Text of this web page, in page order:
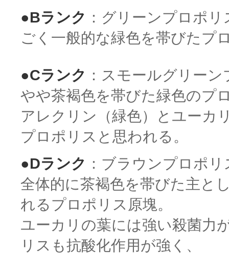
●Bランク ：グリーンプロポリ
ごく一般的な緑色を帯びたプ
●Cランク ：スモールグリー
やや茶褐色を帯びた緑色のプ
アレクリン（緑色）とユーカ
プロポリスと思われる。
●Dランク ：ブラウンプロポリ
全体的に茶褐色を帯びた主と
れるプロポリス原塊。
ユーカリの葉には強い殺菌力
リスも抗酸化作用が強く、